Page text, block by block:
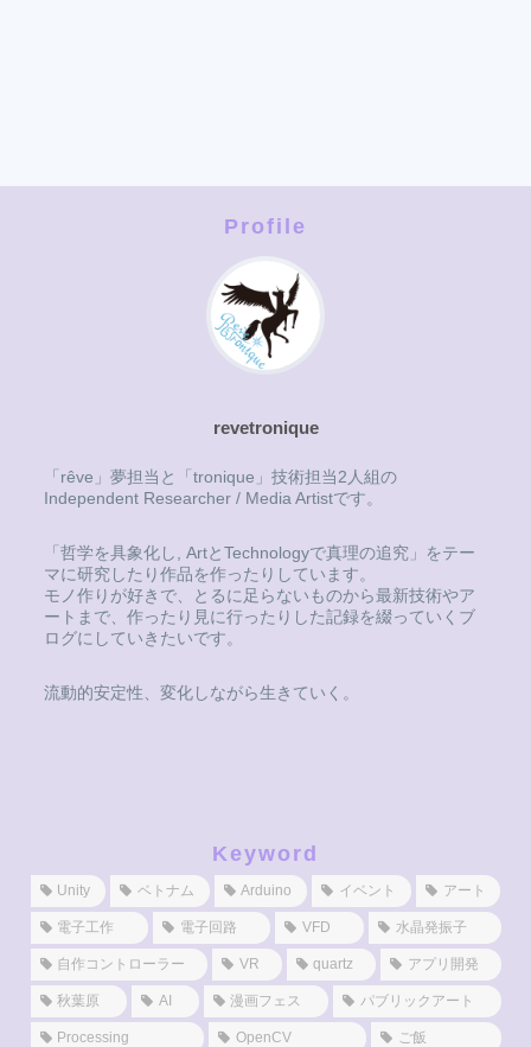
Profile
revetronique
「rêve」夢担当と「tronique」技術担当2人組の
Independent Researcher / Media Artistです。
「哲学を具象化し, ArtとTechnologyで真理の追究」をテー
マに研究したり作品を作ったりしています。
モノ作りが好きで、とるに足らないものから最新技術やア
ートまで、作ったり見に行ったりした記録を綴っていくブ
ログにしていきたいです。
流動的安定性、変化しながら生きていく。
Keyword
Unity ベトナム Arduino イベント アート
電子工作 電子回路 VFD 水晶発振子
自作コントローラー VR quartz アプリ開発
秋葉原 AI 漫画フェス パブリックアート
Processing OpenCV ご飯